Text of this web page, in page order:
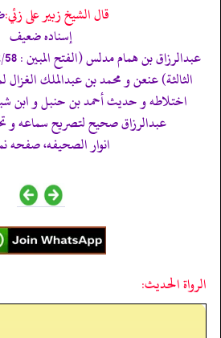
قال الشيخ زبير على زئي:
إسناده ضعيف
الثالثة) عنعن و محمد بن عبدالملك
اختلاطه و حديث أحمد بن حنبل و ابن
عبدالرزاق صحيح لتصريح سماعه و
انوار الصحيفه، صفحه
الرواة الحديث: